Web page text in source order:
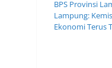
BPS Provinsi
Lampung:
Ekonomi Terus